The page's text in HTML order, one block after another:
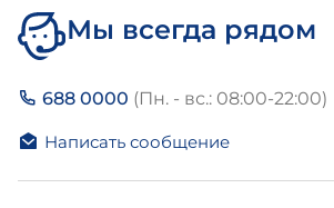
Мы всегда рядом
688 0000 (Пн. - вс.: 08:00-22:00)
Написать сообщение